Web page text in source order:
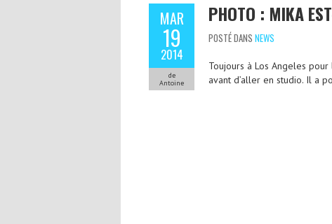
MAR
19
2014
de
Antoine
PHOTO : MIKA
POSTÉ DANS NEWS
Toujours à Los Angeles
avant d’aller en studio. Il a